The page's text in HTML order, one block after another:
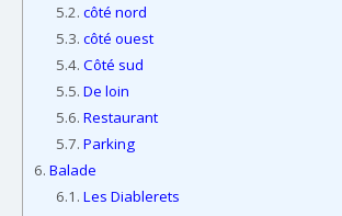
5.2. côté nord
5.3. côté ouest
5.4. Côté sud
5.5. De loin
5.6. Restaurant
5.7. Parking
6. Balade
6.1. Les Diablerets